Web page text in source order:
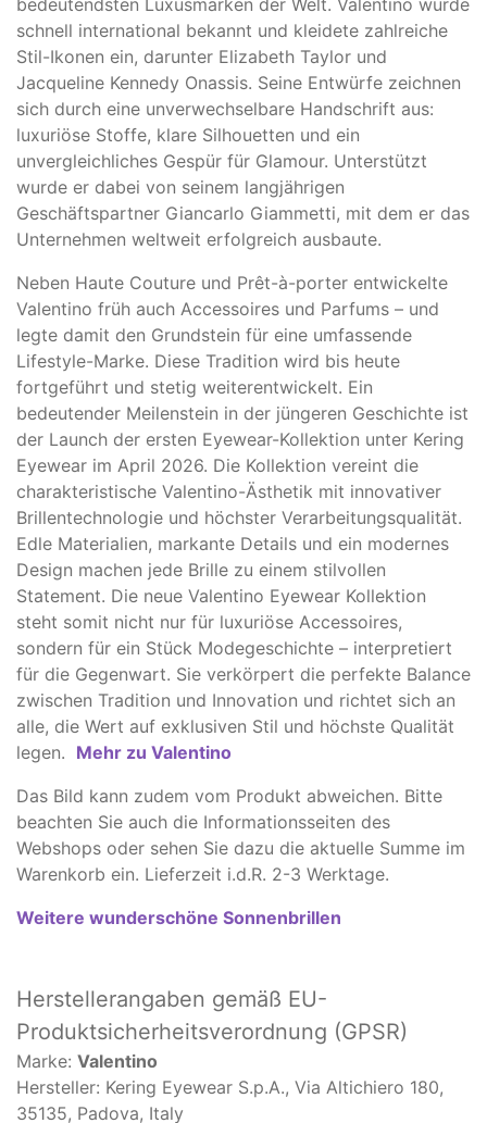
bedeutendsten Luxusmarken der Welt. Valentino wurde
schnell international bekannt und kleidete zahlreiche
Stil-Ikonen ein, darunter Elizabeth Taylor und
Jacqueline Kennedy Onassis. Seine Entwürfe zeichnen
sich durch eine unverwechselbare Handschrift aus:
luxuriöse Stoffe, klare Silhouetten und ein
unvergleichliches Gespür für Glamour. Unterstützt
wurde er dabei von seinem langjährigen
Geschäftspartner Giancarlo Giammetti, mit dem er das
Unternehmen weltweit erfolgreich ausbaute.
Neben Haute Couture und Prêt-à-porter entwickelte
Valentino früh auch Accessoires und Parfums – und
legte damit den Grundstein für eine umfassende
Lifestyle-Marke. Diese Tradition wird bis heute
fortgeführt und stetig weiterentwickelt. Ein
bedeutender Meilenstein in der jüngeren Geschichte ist
der Launch der ersten Eyewear-Kollektion unter Kering
Eyewear im April 2026. Die Kollektion vereint die
charakteristische Valentino-Ästhetik mit innovativer
Brillentechnologie und höchster Verarbeitungsqualität.
Edle Materialien, markante Details und ein modernes
Design machen jede Brille zu einem stilvollen
Statement. Die neue Valentino Eyewear Kollektion
steht somit nicht nur für luxuriöse Accessoires,
sondern für ein Stück Modegeschichte – interpretiert
für die Gegenwart. Sie verkörpert die perfekte Balance
zwischen Tradition und Innovation und richtet sich an
alle, die Wert auf exklusiven Stil und höchste Qualität
legen. Mehr zu Valentino
Das Bild kann zudem vom Produkt abweichen. ​Bitte
beachten Sie auch die Informationsseiten des
Webshops oder sehen Sie dazu die aktuelle Summe im
Warenkorb ein. Lieferzeit i.d.R. 2-3 Werktage.
Weitere wunderschöne Sonnenbrillen
Herstellerangaben gemäß EU-
Produktsicherheitsverordnung (GPSR)
Marke: Valentino
Hersteller: Kering Eyewear S.p.A., Via Altichiero 180,
35135, Padova, Italy